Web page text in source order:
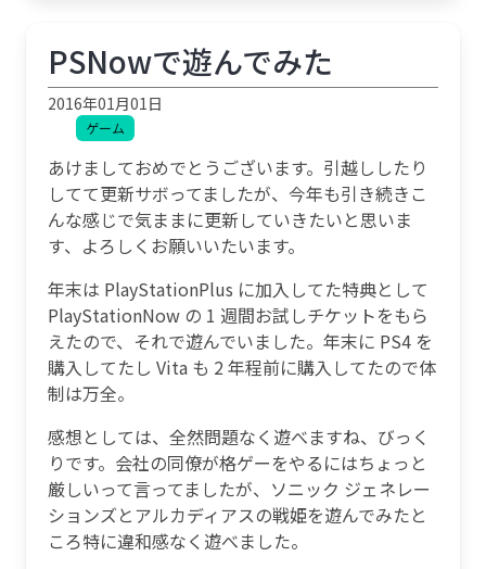
PSNowで遊んでみた
2016年01月01日
ゲーム
あけましておめでとうございます。引越ししたり
してて更新サボってましたが、今年も引き続きこ
んな感じで気ままに更新していきたいと思いま
す、よろしくお願いいたいます。
年末は PlayStationPlus に加入してた特典として
PlayStationNow の 1 週間お試しチケットをもら
えたので、それで遊んでいました。年末に PS4 を
購入してたし Vita も 2 年程前に購入してたので体
制は万全。
感想としては、全然問題なく遊べますね、びっく
りです。会社の同僚が格ゲーをやるにはちょっと
厳しいって言ってましたが、ソニック ジェネレー
ションズとアルカディアスの戦姫を遊んでみたと
ころ特に違和感なく遊べました。